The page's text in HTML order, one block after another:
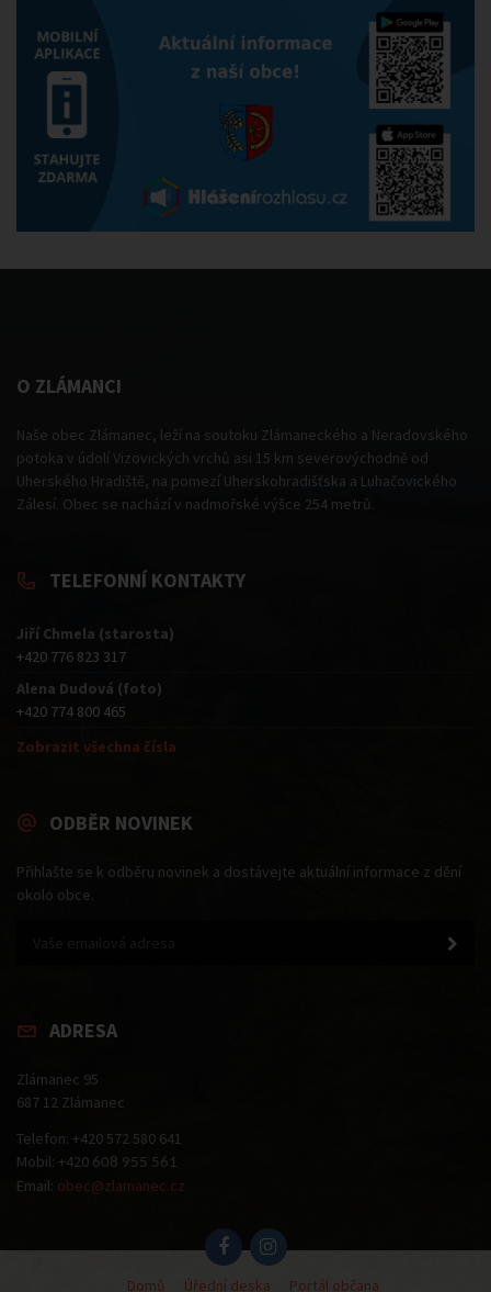
O ZLÁMANCI
Naše obec Zlámanec, leží na soutoku Zlámaneckého a Neradovského
potoka v údolí Vizovických vrchů asi 15 km severovýchodně od
Uherského Hradiště, na pomezí Uherskohradišťska a Luhačovického
Zálesí. Obec se nachází v nadmořské výšce 254 metrů.
TELEFONNÍ KONTAKTY
Jiří Chmela (starosta)
+420 776 823 317
Alena Dudová (foto)
+420 774 800 465
Zobrazit všechna čísla
ODBĚR NOVINEK
Přihlašte se k odběru novinek a dostávejte aktuální informace z dění
okolo obce.
ADRESA
Zlámanec 95
687 12 Zlámanec
Telefon: +420 572 580 641
Mobil: +420 608 955 561
Email: obec@zlamanec.cz
Domů Úřední deska Portál občana